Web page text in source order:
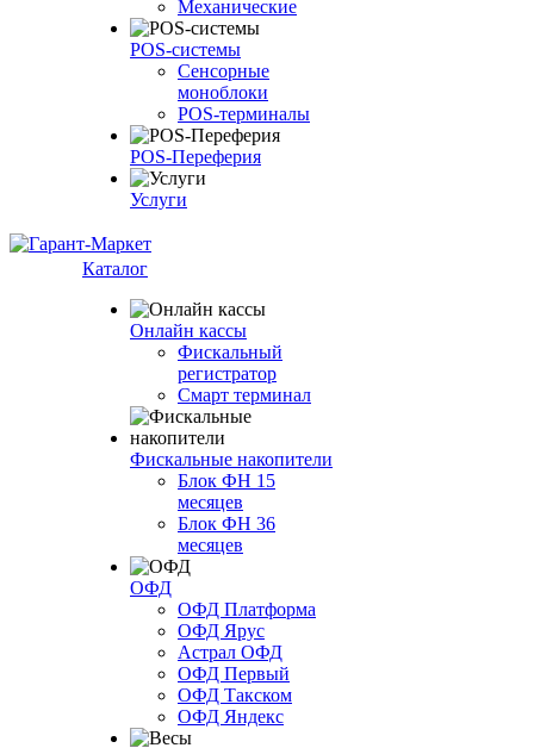
Механические
POS-системы
Сенсорные
моноблоки
POS-терминалы
POS-Переферия
Услуги
Каталог
Онлайн кассы
Фискальный
регистратор
Смарт терминал
Фискальные накопители
Блок ФН 15
месяцев
Блок ФН 36
месяцев
ОФД
ОФД Платформа
ОФД Ярус
Астрал ОФД
ОФД Первый
ОФД Такском
ОФД Яндекс